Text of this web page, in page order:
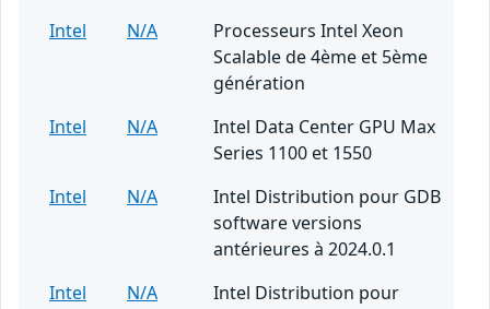
Intel
N/A
Processeurs Intel Xeon
Scalable de 4ème et 5ème
génération
Intel
N/A
Intel Data Center GPU Max
Series 1100 et 1550
Intel
N/A
Intel Distribution pour GDB
software versions
antérieures à 2024.0.1
Intel
N/A
Intel Distribution pour